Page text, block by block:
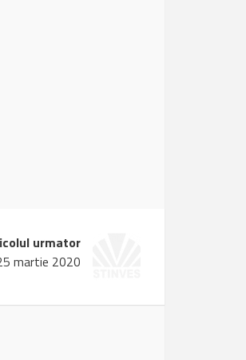
urmator
martie 2020